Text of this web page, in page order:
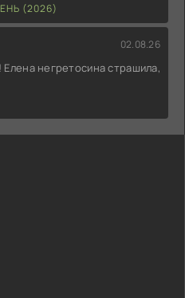
(2026)
02.08.26
негретосина страшила,